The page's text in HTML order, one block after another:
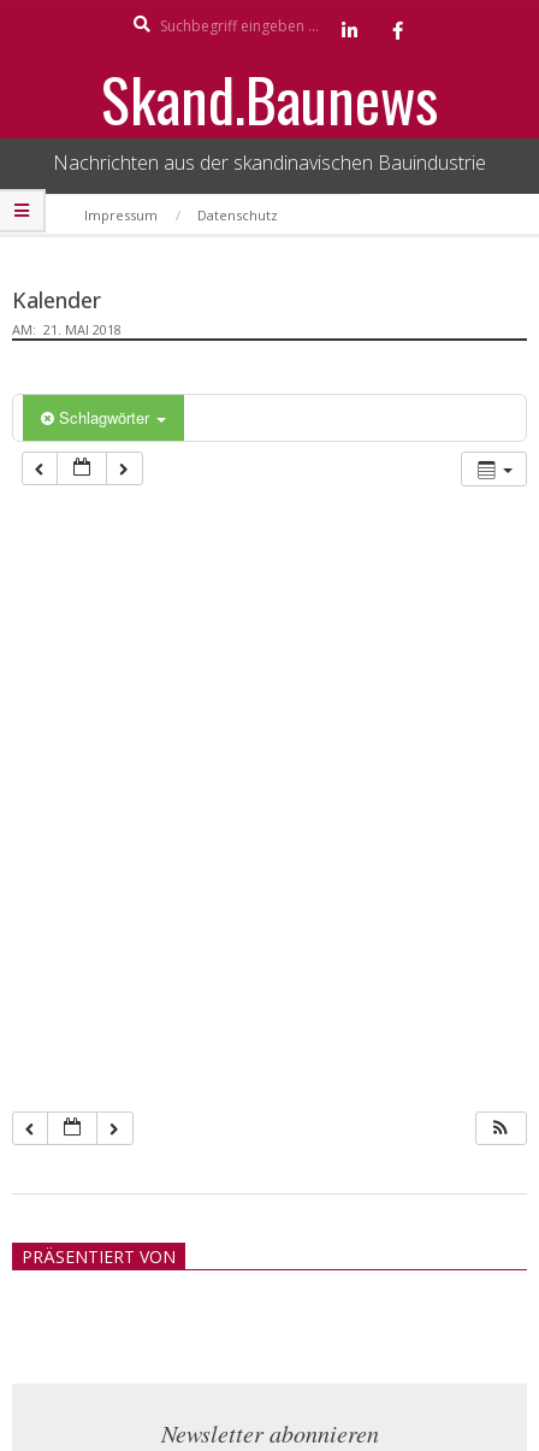
Skand.Baunews
Nachrichten aus der skandinavischen Bauindustrie
Secondary
Navigation
Impressum Datenschutz
Kalender
AM: 21. MAI 2018
Schlagwörter
21
PRÄSENTIERT VON
Newsletter abonnieren